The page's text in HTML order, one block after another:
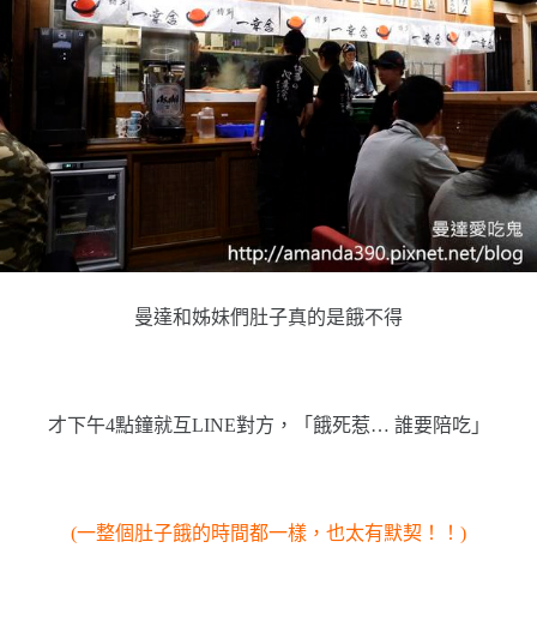
曼達和姊妹們肚子真的是餓不得
才下午4點鐘就互LINE對方，「餓死惹… 誰要陪吃」
(一整個肚子餓的時間都一樣，也太有默契！！)